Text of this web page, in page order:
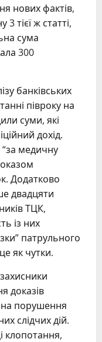
нових фактів,
тієї ж статті,
сума
300
банківських
півроку на
суми, які
дохід.
медичну
Додатково
двадцяти
ТЦК,
із них
патрульного
як чутки.
доказів
порушення
слідчих дій.
клопотання,